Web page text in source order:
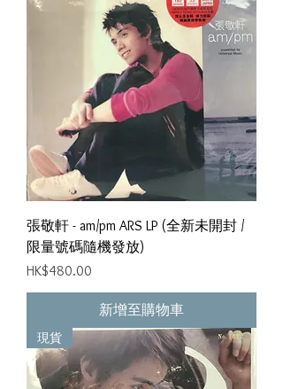
張敬軒 - am/pm ARS LP (全新未開封 /
限量號碼隨機發放)
價格
HK$480.00
新增至購物車
現貨